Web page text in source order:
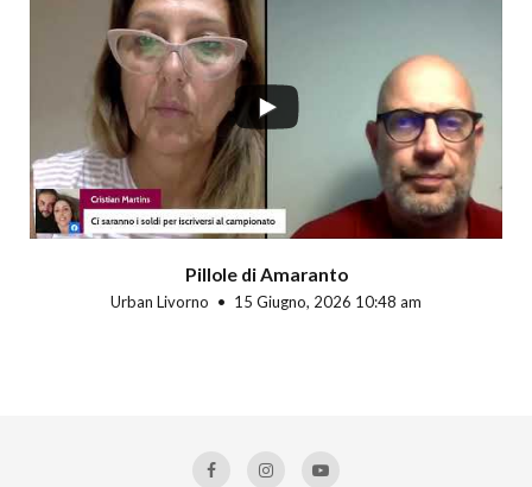
Pillole di Amaranto
Urban Livorno 15 Giugno, 2026 10:48 am